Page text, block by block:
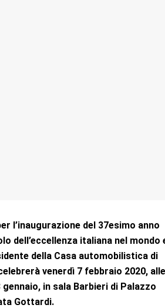
l’inaugurazione del 37esimo anno
dell’eccellenza italiana nel mondo
della Casa automobilistica di
venerdì 7 febbraio 2020, alle
in sala Barbieri di Palazzo
Gottardi.